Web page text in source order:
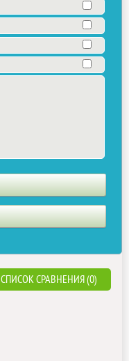
СПИСОК СРАВНЕНИЯ (0)